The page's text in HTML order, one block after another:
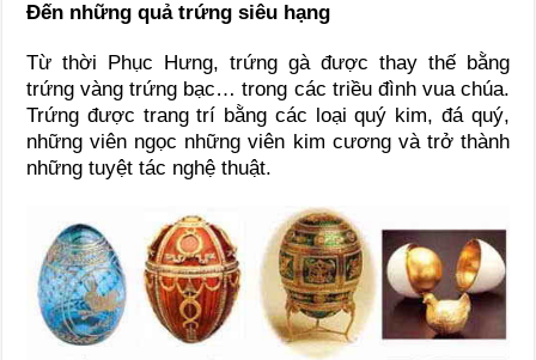
Đến những quả trứng siêu hạng
Từ thời Phục Hưng, trứng gà được thay thế bằng
trứng vàng trứng bạc… trong các triều đình vua chúa.
Trứng được trang trí bằng các loại quý kim, đá quý,
những viên ngọc những viên kim cương và trở thành
những tuyệt tác nghệ thuật.